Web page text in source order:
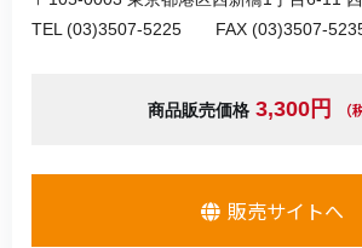
TEL (03)3507-5225 FAX (03)3507-
商品販売価格3,300円 （
販売サイトへ